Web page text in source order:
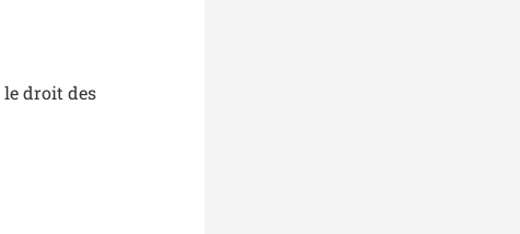
droit des